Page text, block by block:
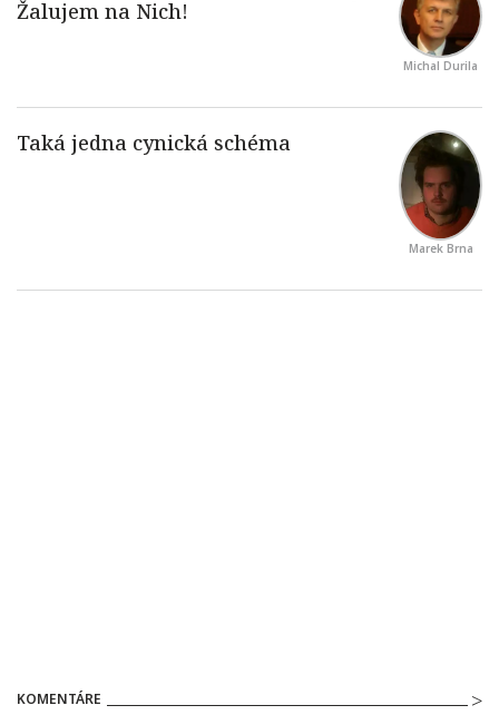
Michal Durila
Marek Brna
KOMENTÁRE